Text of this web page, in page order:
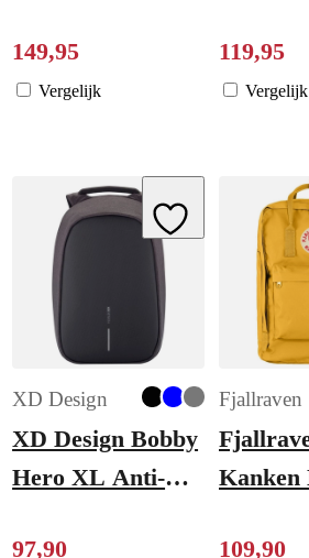
149,95
Vergelijk
black
119,95
Vergelijk
Add to Wishlist
XD Design
XD Design Bobby
Hero XL Anti-
97,90
Fjallraven
Kanken
109,90